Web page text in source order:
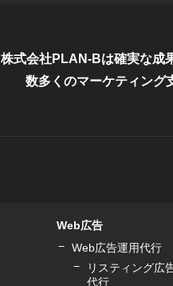
株式会社PLAN-Bは確実な成
数多くのマーケティング
Web広告
Web広告運用代行
リスティング広
代行